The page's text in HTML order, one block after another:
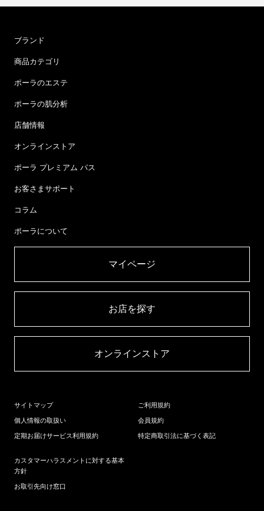
ブランド
商品カテゴリ
ポーラのエステ
ポーラの肌分析
店舗情報
オンラインストア
ポーラ プレミアム パス
お客さまサポート
コラム
ポーラについて
マイページ​
お店を探す​
オンラインストア​
サイトマップ
個人情報の取扱い
定期お届けサービス利用規約
ご利用規約
会員規約
特定商取引法に基づく表記
カスタマーハラスメントに対する基本
方針
お取引先向け窓口